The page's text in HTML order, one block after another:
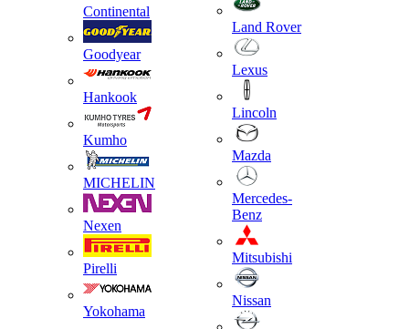
Continental
Goodyear
Hankook
Kumho
MICHELIN
Nexen
Pirelli
Yokohama
Land Rover
Lexus
Lincoln
Mazda
Mercedes-
Benz
Mitsubishi
Nissan